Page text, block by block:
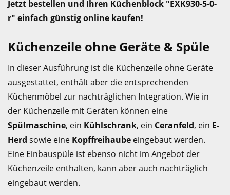
Jetzt bestellen und Ihren Küchenblock "EXK930-5-0-
r" einfach günstig online kaufen!
Küchenzeile ohne Geräte & Spüle
In dieser Ausführung ist die Küchenzeile ohne Geräte
ausgestattet, enthält aber die entsprechenden
Küchenmöbel zur nachträglichen Integration. Wie in
der Küchenzeile mit Geräten können eine
Spülmaschine, ein Kühlschrank, ein Ceranfeld, ein E-
Herd sowie eine Kopffreihaube eingebaut werden.
Eine Einbauspüle ist ebenso nicht im Angebot der
Küchenzeile enthalten, kann aber auch nachträglich
eingebaut werden.